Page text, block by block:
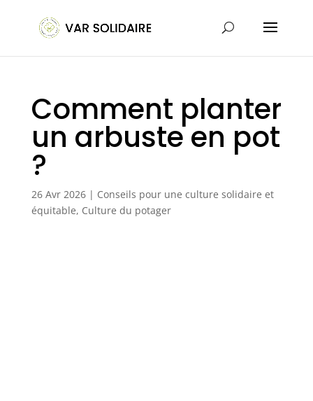
Comment planter
un arbuste en pot
?
26 Avr 2026| Conseils pour une culture solidaire et
équitable, Culture du potager